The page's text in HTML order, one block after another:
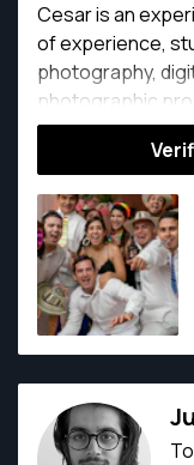
Cesar is an
of experience,
photography,
photographic
enthusiastic